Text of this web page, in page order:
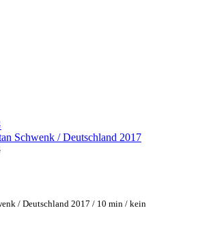
Schwenk / Deutschland 2017
/ Deutschland 2017 / 10 min / kein